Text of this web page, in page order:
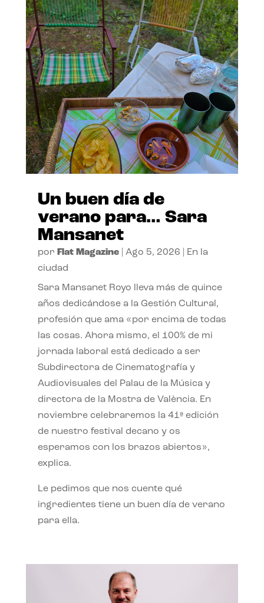
Un buen día de
verano para… Sara
Mansanet
por Flat Magazine| Ago 5, 2026
En la
ciudad
Sara Mansanet Royo lleva más de quince
años dedicándose a la Gestión Cultural,
profesión que ama «por encima de todas
las cosas. Ahora mismo, el 100% de mi
jornada laboral está dedicado a ser
Subdirectora de Cinematografía y
Audiovisuales del Palau de la Música y
directora de la Mostra de València. En
noviembre celebraremos la 41ª edición
de nuestro festival decano y os
esperamos con los brazos abiertos»,
explica.
Le pedimos que nos cuente qué
ingredientes tiene un buen día de verano
para ella.